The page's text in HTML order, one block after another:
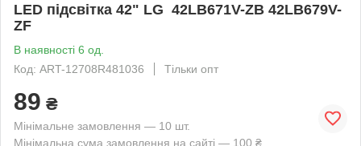
LED підсвітка 42" LG 42LB671V-ZB 42LB679V-
ZF
В наявності 6 од.
Код: ART-12708R481036
Тільки опт
89 ₴
Мінімальне замовлення — 10 шт.
Мінімальна сума замовлення на сайті — 100 ₴